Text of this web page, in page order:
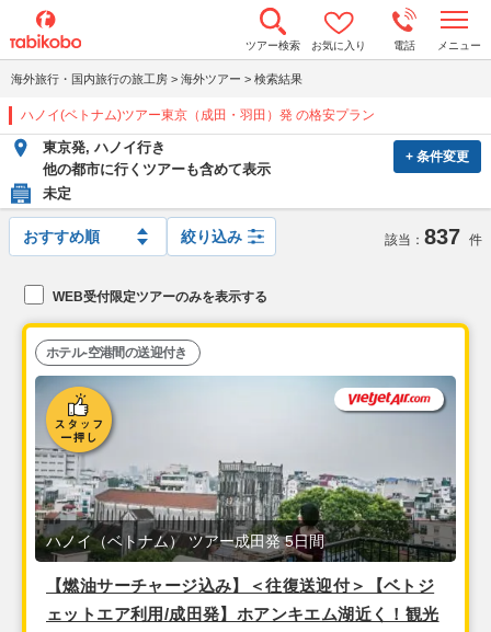
ツアー検索 お気に入り 電話 メニュー
o
n
a
v
t
海外旅行・国内旅行の旅工房 > 海外ツアー > 検索結果
ハノイ(ベトナム)ツアー東京（成田・羽田）発 の格安プラン
+ 条件変更
東京発, ハノイ行き
他の都市に行くツアーも含めて表示
未定
絞り込み 該当： 837 件
WEB受付限定ツアーのみを表示する
【燃油サーチャージ込み】＜往復送迎付＞【ベトジ
ェットエア利用/成田発】ホアンキエム湖近く！観光
ハノイ（ベトナム） ツアー成田発 5日間
ホテル-空港間の送迎付き